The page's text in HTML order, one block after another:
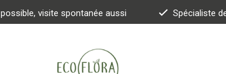
visite spontanée aussi Spécialiste